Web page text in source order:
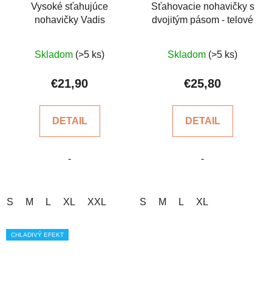
Vysoké sťahujúce
nohavičky Vadis
hodnotenie
produktu
z
hviezdičiek.
Skladom (>5 ks)
€21,90
DETAIL
-
S M L XL XXL
Sťahovacie nohavičky s
dvojitým pásom - telové
hodnotenie
produktu
z
hviezdičiek.
Skladom (>5 ks)
€25,80
DETAIL
-
S M L XL
CHLADIVÝ EFEKT